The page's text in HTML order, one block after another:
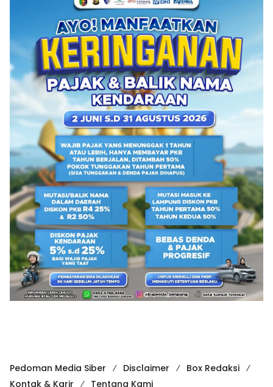
Pedoman Media Siber Disclaimer
Box Redaksi
Kontak & Karir
Tentang Kami